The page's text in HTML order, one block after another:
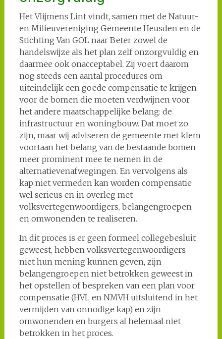
Het Vlijmens Lint vindt, samen met de Natuur-
en Milieuvereniging Gemeente Heusden en de
Stichting Van GOL naar Beter zowel de
handelswijze als het plan zelf onzorgvuldig en
daarmee ook onacceptabel. Zij voert daarom
nog steeds een aantal procedures om
uiteindelijk een goede compensatie te krijgen
voor de bomen die moeten verdwijnen voor
het andere maatschappelijke belang: de
infrastructuur en woningbouw. Dat moet zo
zijn, maar wij adviseren de gemeente met klem
voortaan het belang van de bestaande bomen
meer prominent mee te nemen in de
alternatievenafwegingen. En vervolgens als
kap niet vermeden kan worden compensatie
wel serieus en in overleg met
volksvertegenwoordigers, belangengroepen
en omwonenden te realiseren.
In dit proces is er geen formeel collegebesluit
geweest, hebben volksvertegenwoordigers
niet hun mening kunnen geven, zijn
belangengroepen niet betrokken geweest in
het opstellen of bespreken van een plan voor
compensatie (HVL en NMVH uitsluitend in het
vermijden van onnodige kap) en zijn
omwonenden en burgers al helemaal niet
betrokken in het proces.